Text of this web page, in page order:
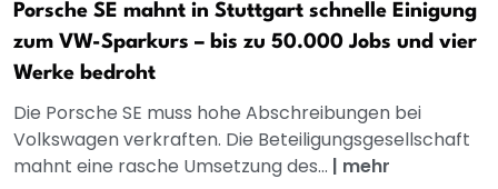
Porsche SE mahnt in Stuttgart schnelle Einigung
zum VW-Sparkurs – bis zu 50.000 Jobs und vier
Werke bedroht
Die Porsche SE muss hohe Abschreibungen bei
Volkswagen verkraften. Die Beteiligungsgesellschaft
mahnt eine rasche Umsetzung des... | mehr